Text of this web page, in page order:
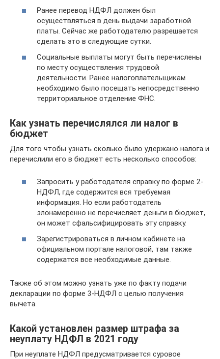
Ранее перевод НДФЛ должен был
осуществляться в день выдачи заработной
платы. Сейчас же работодателю разрешается
сделать это в следующие сутки.
Социальные выплаты могут быть перечислены
по месту осуществления трудовой
деятельности. Ранее налогоплательщикам
необходимо было посещать непосредственно
территориальное отделение ФНС.
Как узнать перечислялся ли налог в
бюджет
Для того чтобы узнать сколько было удержано налога и
перечислили его в бюджет есть несколько способов:
Запросить у работодателя справку по форме 2-
НДФЛ, где содержится вся требуемая
информация. Но если работодатель
злонамеренно не перечисляет деньги в бюджет,
он может сфальсифицировать эту справку.
Зарегистрироваться в личном кабинете на
официальном портале налоговой, там также
содержатся все необходимые данные.
Также об этом можно узнать уже по факту подачи
декларации по форме 3-НДФЛ с целью получения
вычета.
Какой установлен размер штрафа за
неуплату НДФЛ в 2021 году
При неуплате НДФЛ предусматривается суровое